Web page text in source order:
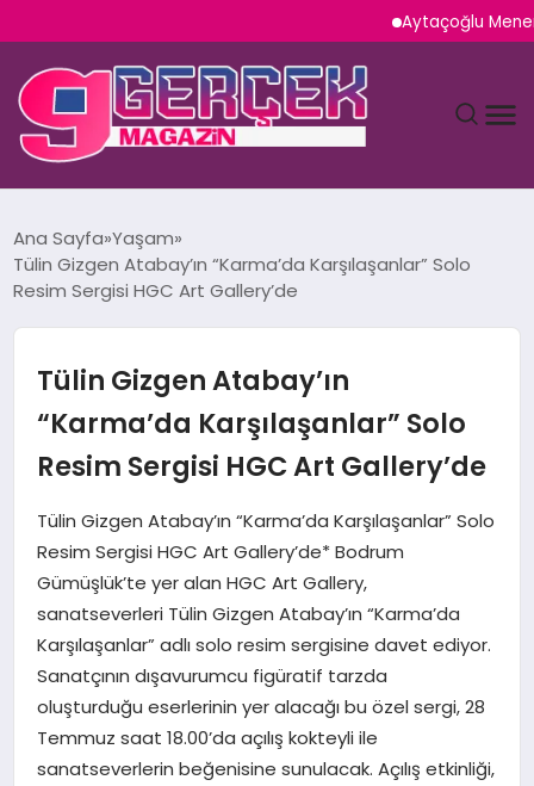
Aytaçoğlu Menemen:
YAŞAM
SAĞLIK
SIYASET
EKONOMI
DÜNYA
Ana Sayfa Yaşam
Tülin Gizgen Atabay’ın “Karma’da Karşılaşanlar” Solo
Resim Sergisi HGC Art Gallery’de
Tülin Gizgen Atabay’ın
“Karma’da Karşılaşanlar” Solo
Resim Sergisi HGC Art Gallery’de
Tülin Gizgen Atabay’ın “Karma’da Karşılaşanlar” Solo
Resim Sergisi HGC Art Gallery’de* Bodrum
Gümüşlük’te yer alan HGC Art Gallery,
sanatseverleri Tülin Gizgen Atabay’ın “Karma’da
Karşılaşanlar” adlı solo resim sergisine davet ediyor.
Sanatçının dışavurumcu figüratif tarzda
oluşturduğu eserlerinin yer alacağı bu özel sergi, 28
Temmuz saat 18.00’da açılış kokteyli ile
sanatseverlerin beğenisine sunulacak. Açılış etkinliği,